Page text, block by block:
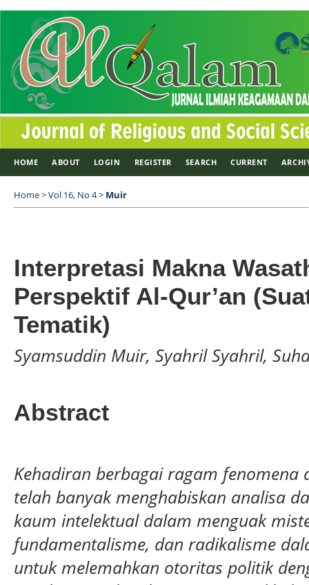
HOME ABOUT LOGIN REGISTER SEARCH CURRENT
Home>Vol 16, No 4> Muir
Interpretasi Makna
Perspektif Al-Qur’an
Tematik)
Syamsuddin Muir, Syahril Syahril,
Abstract
Kehadiran berbagai ragam
telah banyak menghabiskan analisa
kaum intelektual dalam menguak
fundamentalisme, dan radikalisme
untukmelemahkan otoritas politik